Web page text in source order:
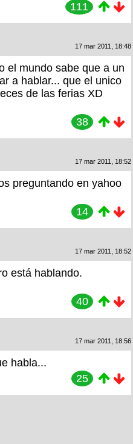
111
17 mar 2011, 18:48
el mundo sabe que a un
a hablar... que el unico
de las ferias XD
38
17 mar 2011, 18:52
preguntando en yahoo
14
17 mar 2011, 18:52
está hablando.
40
17 mar 2011, 18:56
habla...
25